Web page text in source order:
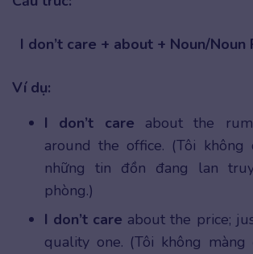
I don’t care + about + Noun/Noun
Ví dụ:
I don’t care about the
around the office. (Tôi không
những tin đồn đang lan
phòng.)
I don’t care about the price;
quality one. (Tôi không màng